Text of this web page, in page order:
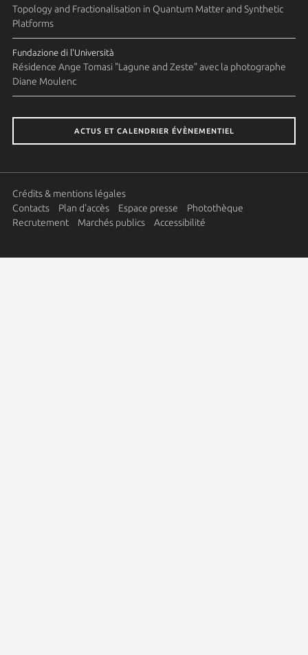
Topology and Fractionalisation in Quantum Matter and Synthetic
Platforms
Fundazione di l'Università
Résidence Ange Tomasi "Lagune and Zeste" avec la photographe
Diane Moulenc
ACTUS ET CALENDRIER ÉVÈNEMENTIEL
Crédits & mentions légales
Contacts
Plan d'accès Espace presse
Photothèque
Recrutement
Marchés publics Accessibilité